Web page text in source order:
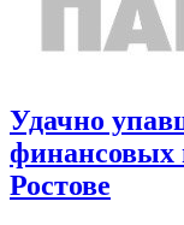
Удачно
финансовых
Ростове